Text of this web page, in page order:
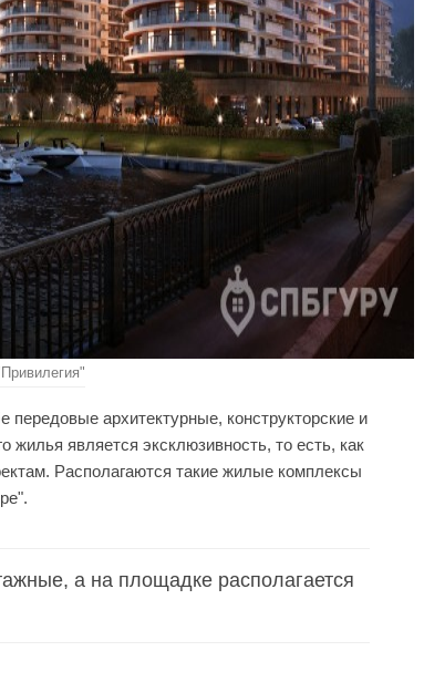
архитектурные, конструкторские и
жилья является эксклюзивность, то есть, как
Располагаются такие жилые комплексы
а на площадке располагается